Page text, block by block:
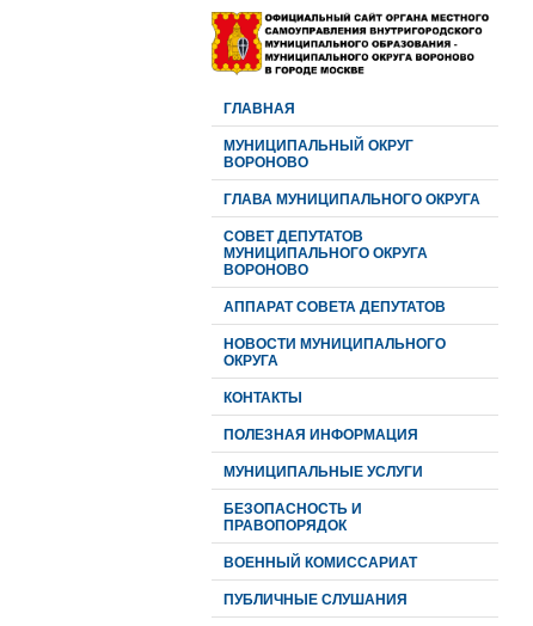
ГЛАВНАЯ
МУНИЦИПАЛЬНЫЙ ОКРУГ
ВОРОНОВО
ГЛАВА МУНИЦИПАЛЬНОГО ОКРУГА
CОВЕТ ДЕПУТАТОВ
МУНИЦИПАЛЬНОГО ОКРУГА
ВОРОНОВО
АППАРАТ СОВЕТА ДЕПУТАТОВ
НОВОСТИ МУНИЦИПАЛЬНОГО
ОКРУГА
КОНТАКТЫ
ПОЛЕЗНАЯ ИНФОРМАЦИЯ
МУНИЦИПАЛЬНЫЕ УСЛУГИ
БЕЗОПАСНОСТЬ И
ПРАВОПОРЯДОК
ВОЕННЫЙ КОМИССАРИАТ
ПУБЛИЧНЫЕ СЛУШАНИЯ